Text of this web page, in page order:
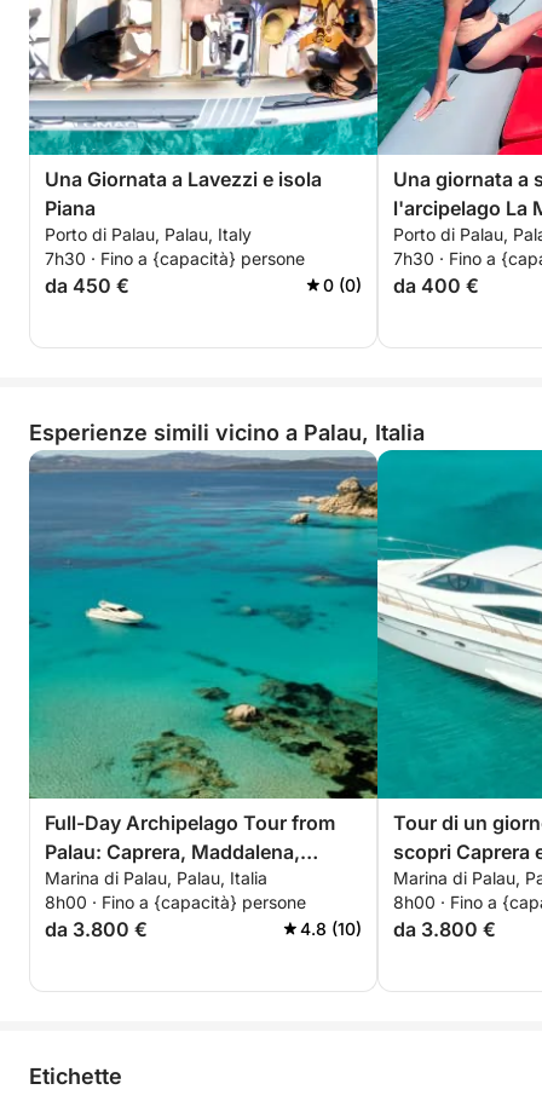
Una Giornata a Lavezzi e isola
Piana
Porto di Palau, Palau, Italy
7h30 · Fino a {capacità} persone
da 450 € 0 (0)
Una giornata a
l'arcipelago La
Porto di Palau,
7h30 · Fino a
da 400 €
Esperienze simili vicino a Palau, Italia
Full-Day Archipelago Tour from
Palau: Caprera, Maddalena,
Spargi & Budelli
Marina di Palau, Palau, Italia
8h00 · Fino a {capacità} persone
da 3.800 € 4.8 (10)
Tour di un
scopri Caprera
Marina di Palau,
8h00 · Fino a
da 3.800 €
Etichette